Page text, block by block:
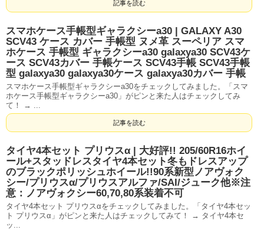
記事を読む
スマホケース手帳型ギャラクシーa30 | GALAXY A30
SCV43 ケース カバー 手帳型 ヌメ革 スーペリア スマ
ホケース 手帳型 ギャラクシーa30 galaxya30 SCV43ケ
ース SCV43カバー 手帳ケース SCV43手帳 SCV43手帳
型 galaxya30 galaxya30ケース galaxya30カバー 手帳
スマホケース手帳型ギャラクシーa30をチェックしてみました。「スマ
ホケース手帳型ギャラクシーa30」がピンと来た人はチェックしてみ
て！ → ...
記事を読む
タイヤ4本セット プリウスα | 大好評!! 205/60R16ホイ
ール+スタッドレスタイヤ4本セット冬もドレスアップ
のブラックポリッシュホイール!!90系新型ノアヴォク
シー/プリウスα/プリウスアルファ/SAI/ジューク他※注
意：ノアヴォクシー60,70,80系装着不可
タイヤ4本セット プリウスαをチェックしてみました。「タイヤ4本セッ
ト プリウスα」がピンと来た人はチェックしてみて！ → タイヤ4本セ
ッ...